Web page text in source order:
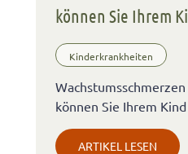
können Sie Ihrem
Kinderkrankheiten
können Sie Ihrem
ARTIKEL LESEN